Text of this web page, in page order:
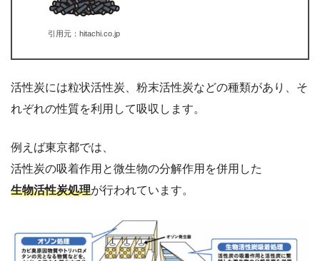
引用元：hitachi.co.jp
活性炭には粒状活性炭、粉末活性炭などの種類があり、そ
れぞれの性質を利用して吸収します。
例えば東京都では、
活性炭の吸着作用と微生物の分解作用を併用した
生物活性炭処理が行われています。